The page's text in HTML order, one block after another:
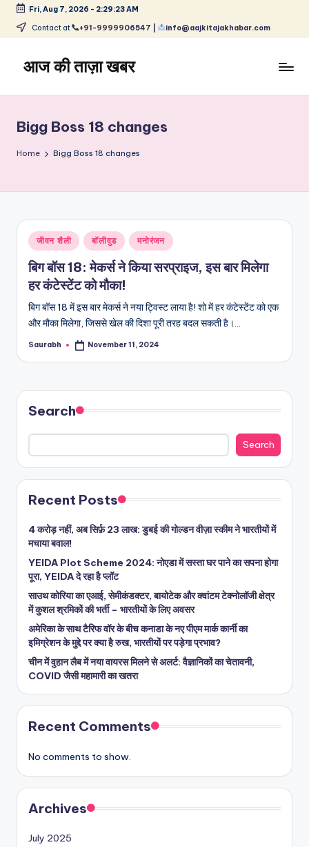
Skip
content
Fri, Aug 7, 2026 - 2:29:23 AM
Contact at +91-9999906547 | info@aajkitajakhabar.com
आज की ताज़ा खबर
ताज़ा
समाचार
–
और
विश्व
Bigg Boss 18 changes
Home Bigg Boss 18 changes
Posted
in
जीवन शैली बॉलीवुड मनोरंजन
बिग बॉस 18: मेकर्स ने किया सरप्राइज, इस बार मिलेगा
हर कंटेस्टेंट को मौका!
बिग बॉस 18 में इस बार मेकर्स ने नया ट्विस्ट लाया है! शो में हर कंटेस्टेंट को एक
और मौका मिलेगा, जिससे खेल की दिशा पूरी तरह बदल सकती है।…
Posted
Saurabh November 11, 2024
Search
Search
Recent Posts
4 करोड़ नहीं, अब सिर्फ़ 23 लाख: डुबई की गोल्डन वीज़ा स्कीम ने भारतीयों में
मचाया बवाल!
YEIDA Plot Scheme 2024: नोएडा में सस्ता घर पाने का सपना होगा
पूरा, YEIDA दे रहा है प्लॉट
साउथ कोरिया का एआई, सेमीकंडक्टर, बायोटेक और क्वांटम टेक्नोलॉजी क्षेत्र
में कुशल श्रमिकों की भर्ती – भारतीयों के लिए अवसर
अमेरिका के साथ टैरिफ वॉर के बीच कनाडा के नए पीएम मार्क कार्नी का
इमिग्रेशन के मुद्दे पर क्या है रुख, भारतीयों पर पड़ेगा प्रभाव?
चीन में वुहान लैब में नया वायरस मिलने से अलर्ट: वैज्ञानिकों का चेतावनी,
COVID जैसी महामारी का खतरा
Recent Comments
No comments to show.
Archives
July 2025